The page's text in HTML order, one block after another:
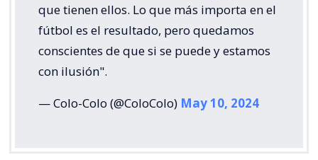
que tienen ellos. Lo que más importa en el
fútbol es el resultado, pero quedamos
conscientes de que si se puede y estamos
con ilusión".
— Colo-Colo (@ColoColo) May 10, 2024